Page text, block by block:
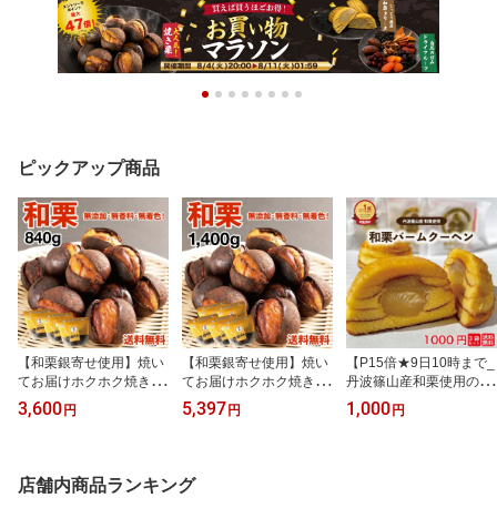
ピックアップ商品
【和栗銀寄せ使用】焼い
てお届けホクホク焼き栗
840g(280g×3袋) 1袋あた
り14~18個入り※季節や
り物 ギフト お祝い 無添
加 栗ご飯 簡単調理 スイ
3,600円
【和栗銀寄せ使用】焼い
てお届けホクホク焼き栗
1.4kg(280g×5袋) 1袋あ
たり14~18個入り※季節
歳暮 贈り物 ギフト 江戸
時代よりある栗品種 無添
5,397円
【P15倍★9日10時まで_
丹波篠山産和栗使用の和
栗コリーヌ】和栗バーム
クーヘン 3個セット 送料
1,000円
店舗内商品ランキング